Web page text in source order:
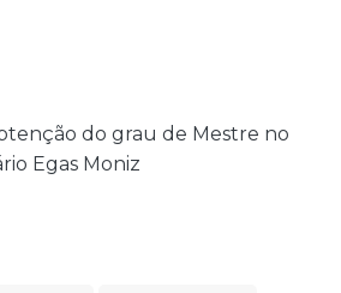
do grau de Mestre no
Egas Moniz